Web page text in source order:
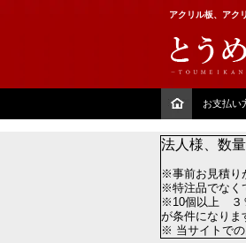
アクリル板、アク
お支払い
法人様、数
※事前お見積り
※特注品でなく
※10個以上 ３
が条件になりま
※ 当サイトでの